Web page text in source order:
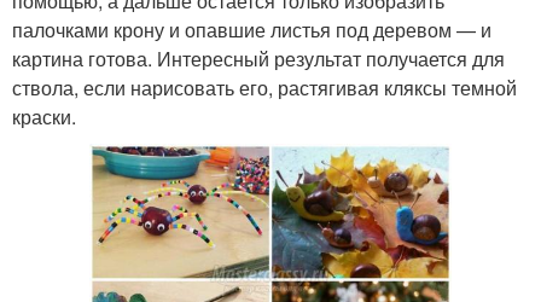
палочками крону и опавшие листья под деревом — и
картина готова. Интересный результат получается для
ствола, если нарисовать его, растягивая кляксы темной
краски.